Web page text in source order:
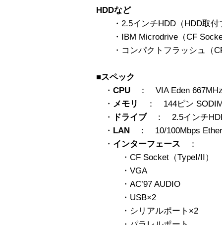
HDDなど
・2.5インチHDD（HDD取付
・IBM Microdrive（CF
・コンパクトフラッシュ（
■スペック
・ CPU ： VIA Eden
・ メモリ
： 144ピン
・
ドライブ： 2.5インチ
・ LAN ： 10/100Mbps
・ インターフェース ：
・CF Socket（TypeI/II）
・VGA
・AC’97 AUDIO
・USB×2
・シリアルポート×2